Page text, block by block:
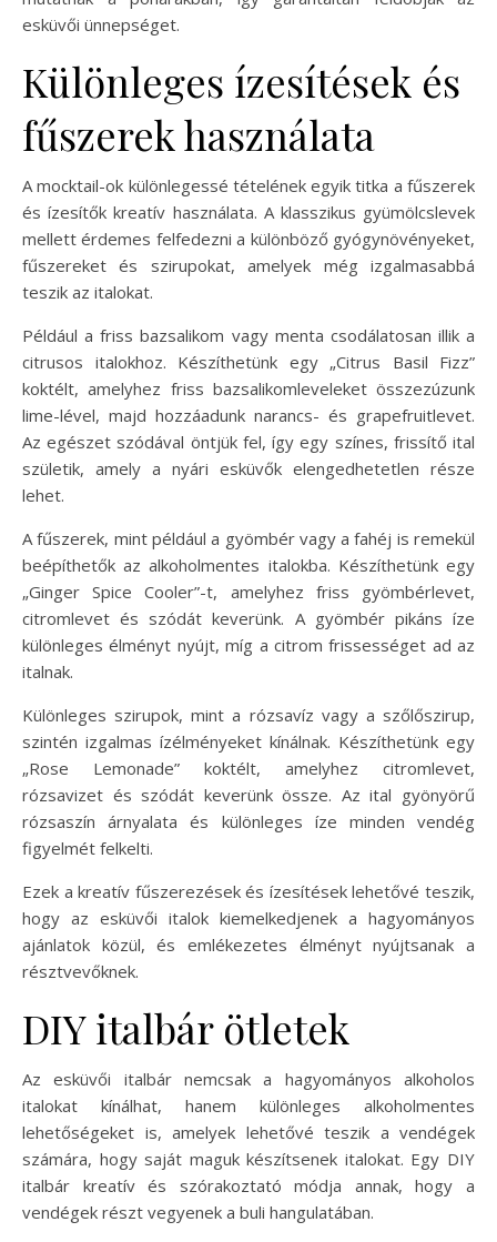
esküvői ünnepséget.
Különleges ízesítések és
fűszerek használata
A mocktail-ok különlegessé tételének egyik titka a fűszerek
és ízesítők kreatív használata. A klasszikus gyümölcslevek
mellett érdemes felfedezni a különböző gyógynövényeket,
fűszereket és szirupokat, amelyek még izgalmasabbá
teszik az italokat.
Például a friss bazsalikom vagy menta csodálatosan illik a
citrusos italokhoz. Készíthetünk egy „Citrus Basil Fizz”
koktélt, amelyhez friss bazsalikomleveleket összezúzunk
lime-lével, majd hozzáadunk narancs- és grapefruitlevet.
Az egészet szódával öntjük fel, így egy színes, frissítő ital
születik, amely a nyári esküvők elengedhetetlen része
lehet.
A fűszerek, mint például a gyömbér vagy a fahéj is remekül
beépíthetők az alkoholmentes italokba. Készíthetünk egy
„Ginger Spice Cooler”-t, amelyhez friss gyömbérlevet,
citromlevet és szódát keverünk. A gyömbér pikáns íze
különleges élményt nyújt, míg a citrom frissességet ad az
italnak.
Különleges szirupok, mint a rózsavíz vagy a szőlőszirup,
szintén izgalmas ízélményeket kínálnak. Készíthetünk egy
„Rose Lemonade” koktélt, amelyhez citromlevet,
rózsavizet és szódát keverünk össze. Az ital gyönyörű
rózsaszín árnyalata és különleges íze minden vendég
figyelmét felkelti.
Ezek a kreatív fűszerezések és ízesítések lehetővé teszik,
hogy az esküvői italok kiemelkedjenek a hagyományos
ajánlatok közül, és emlékezetes élményt nyújtsanak a
résztvevőknek.
DIY italbár ötletek
Az esküvői italbár nemcsak a hagyományos alkoholos
italokat kínálhat, hanem különleges alkoholmentes
lehetőségeket is, amelyek lehetővé teszik a vendégek
számára, hogy saját maguk készítsenek italokat. Egy DIY
italbár kreatív és szórakoztató módja annak, hogy a
vendégek részt vegyenek a buli hangulatában.